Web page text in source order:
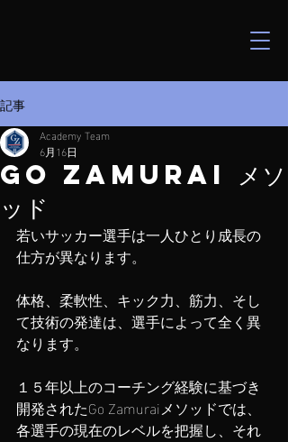
記事
Go Zamurai メソ
ッド
Academy Team
6月16日
若いサッカー選手は一人ひとり成長の
仕方が異なります。
体格、柔軟性、キック力、筋力、そし
て技術の発達は、選手によって全く異
なります。
１５年以上のコーチング経験に基づき
開発されたGo Zamuraiメソッドでは、
各選手の現在のレベルを把握し、それ